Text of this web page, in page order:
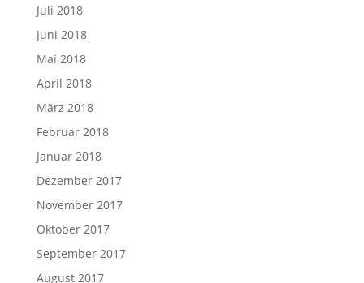
Juli 2018
Juni 2018
Mai 2018
April 2018
März 2018
Februar 2018
Januar 2018
Dezember 2017
November 2017
Oktober 2017
September 2017
August 2017